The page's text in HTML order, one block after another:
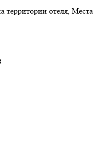
территории отеля, Места